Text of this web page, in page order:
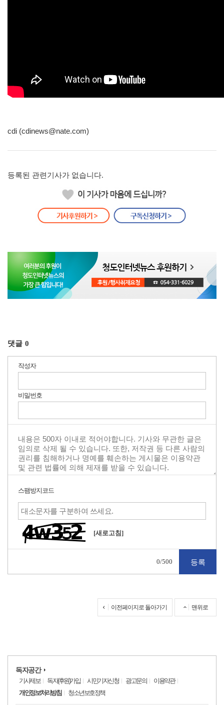
cdi (cdinews@nate.com)
등록된 관련기사가 없습니다.
댓글 0
작성자
비밀번호
스팸방지코드
[새로고침]
0/500
이전페이지로 돌아가기 맨위로
독자공간
기사제보 독자(후원)가입 시민기자신청 광고문의
이용약관
개인정보처리방침
청소년보호정책